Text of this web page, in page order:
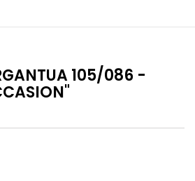
105/086 -